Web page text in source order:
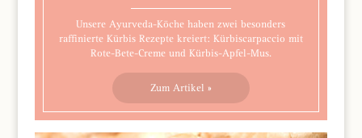
Unsere Ayurveda-Köche haben zwei besonders
raffinierte Kürbis Rezepte kreiert: Kürbiscarpaccio mit
Rote-Bete-Creme und Kürbis-Apfel-Mus.
Zum Artikel »